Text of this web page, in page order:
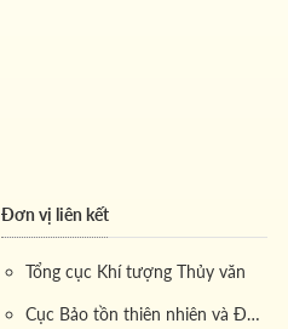
Đơn vị liên kết
Tổng cục Khí tượng Thủy văn
Cục Bảo tồn thiên nhiên và Đa dạng sinh học